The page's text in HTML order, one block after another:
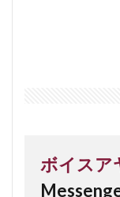
ボイスア